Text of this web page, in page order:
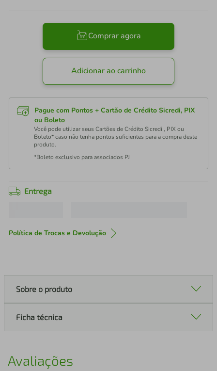
Comprar agora
Adicionar ao carrinho
Pague com Pontos + Cartão de Crédito Sicredi, PIX
ou Boleto
Você pode utilizar seus Cartões de Crédito Sicredi , PIX ou
Boleto* caso não tenha pontos suficientes para a compra deste
produto.
*Boleto exclusivo para associados PJ
Entrega
Política de Trocas e Devolução
Sobre o produto
Ficha técnica
Avaliações